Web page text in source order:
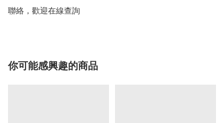
聯絡，歡迎在線查詢
你可能感興趣的商品